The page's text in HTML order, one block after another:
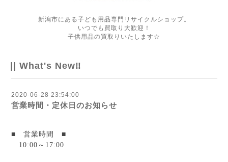
新潟市にある子ども用品専門リサイクルショップ。
いつでも買取り大歓迎！
子供用品の買取りいたします☆
|| What's New‼
2020-06-28 23:54:00
営業時間・定休日のお知らせ
■ 営業時間 ■
10:00～17:00